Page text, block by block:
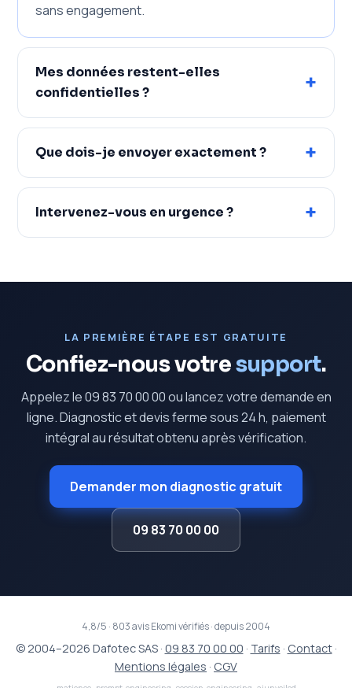
sans engagement.
Mes données restent-elles
confidentielles ?
+
Que dois-je envoyer exactement ? +
Intervenez-vous en urgence ? +
LA PREMIÈRE ÉTAPE EST GRATUITE
Confiez-nous votresupport.
Appelez le 09 83 70 00 00 ou lancez votre demande en
ligne. Diagnostic et devis ferme sous 24 h, paiement
intégral au résultat obtenu après vérification.
Demander mon diagnostic gratuit
09 83 70 00 00
4,8/5 · 803 avis Ekomi vérifiés · depuis 2004
© 2004–2026 Dafotec SAS · 09 83 70 00 00 · Tarifs · Contact·
Mentions légales · CGV